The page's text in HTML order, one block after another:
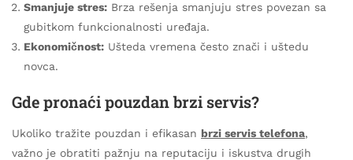
Smanjuje stres: Brza rešenja smanjuju stres povezan sa
gubitkom funkcionalnosti uređaja.
Ekonomičnost: Ušteda vremena često znači i uštedu
novca.
Gde pronaći pouzdan brzi servis?
Ukoliko tražite pouzdan i efikasan brzi servis telefona,
važno je obratiti pažnju na reputaciju i iskustva drugih